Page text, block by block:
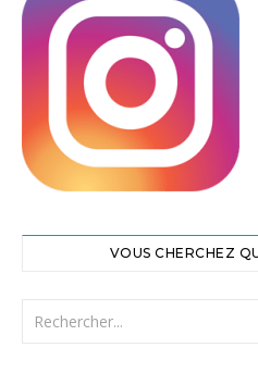
VOUS CHERCHEZ